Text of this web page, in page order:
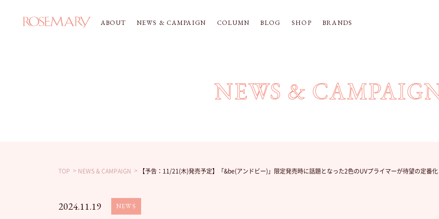
ABOUT NEWS & CAMPAIGN COLUMN BLOG SHOP BRANDS
NEWS &
TOP NEWS & CAMPAIGN 【予告：11/21(木)発売予定】「&be(アンドビー)」限定発売時に話題となった2色のUVプライマーが待望の定番
2024.11.19 NEWS